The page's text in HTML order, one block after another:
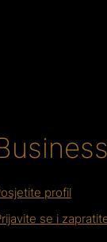
profil
se i